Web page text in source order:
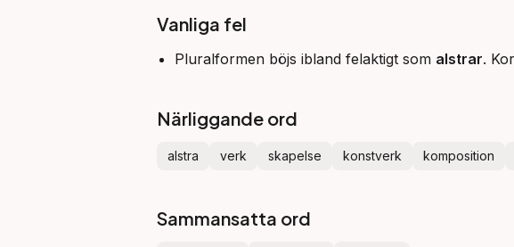
Vanliga fel
Pluralformen böjs ibland felaktigt som alstrar.
Närliggande ord
alstra verk skapelse konstverk komposition
Sammansatta ord